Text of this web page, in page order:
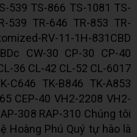
539 TS-866 TS-1081 TS-
539 TR-646 TR-853 TR-
RV-11-1H-831CBD
CW-30 CP-30 CP-40
36 CL-42 CL-52 CL-6017
C646 TK-B846 TK-A853
CEP-40 VH2-2208 VH2-
308 RAP-310 Chúng tôi
Hoàng Phú Quý tự hào là